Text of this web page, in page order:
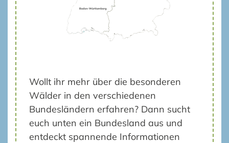
Wollt ihr mehr über die besonderen
Wälder in den verschiedenen
Bundesländern erfahren? Dann sucht
euch unten ein Bundesland aus und
entdeckt spannende Informationen